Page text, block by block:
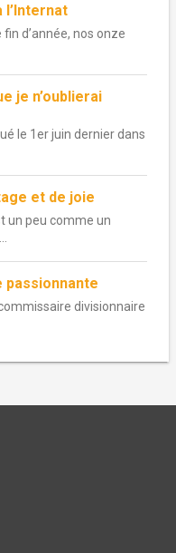
l’Internat
d’année, nos onze
je n’oublierai
le 1er juin dernier dans
et de joie
un peu comme un
passionnante
divisionnaire